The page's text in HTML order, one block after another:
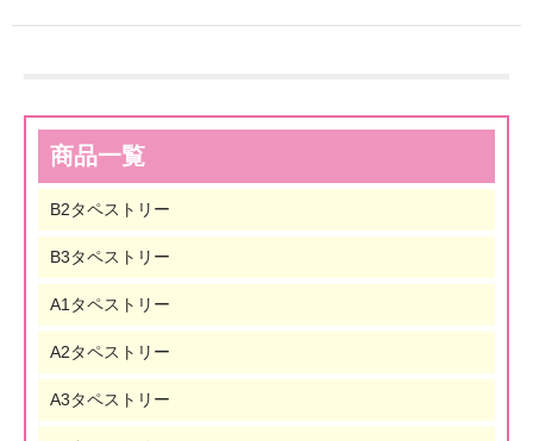
商品一覧
B2タペストリー
B3タペストリー
A1タペストリー
A2タペストリー
A3タペストリー